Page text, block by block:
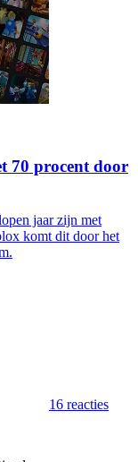
70 procent door
jaar zijn met
komt dit door het
16 reacties